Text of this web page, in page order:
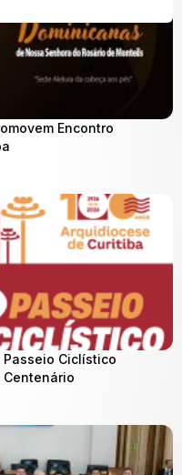
Encontro
Ciclístico